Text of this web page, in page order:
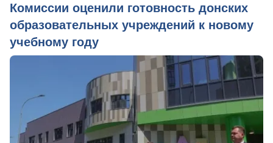
Комиссии оценили готовность донских
образовательных учреждений к новому
учебному году